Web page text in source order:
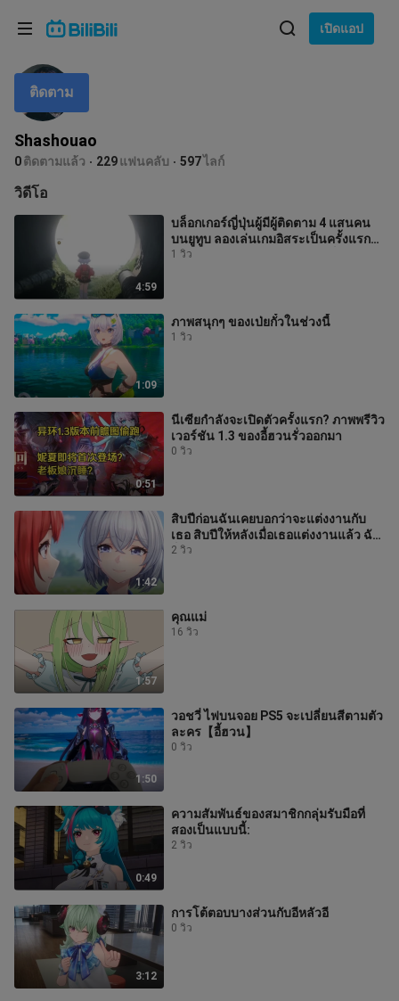
เปิดแอป
Shashouao
0ติดตามแล้ว 229แฟนคลับ 597ไลก์
ติดตาม
วิดีโอ
4:59
บล็อกเกอร์ญี่ปุ่นผู้มีผู้ติดตาม 4 แสนคน
บนยูทูบ ลองเล่นเกมอิสระเป็นครั้งแรก
และหลังจากพยายามเจลเบรคก็
1 วิว
1:09
ภาพสนุกๆ ของเป่ยกั๋วในช่วงนี้
1 วิว
0:51
นีเซียกำลังจะเปิดตัวครั้งแรก? ภาพพรีวิว
เวอร์ชัน 1.3 ของอี้ฮวนรั่วออกมา
0 วิว
1:42
สิบปีก่อนฉันเคยบอกว่าจะแต่งงานกับ
เธอ สิบปีให้หลังเมื่อเธอแต่งงานแล้ว ฉัน
ก็มาถึง
2 วิว
1:57
คุณแม่
16 วิว
1:50
วอชวี่ ไฟบนจอย PS5 จะเปลี่ยนสีตามตัว
ละคร【อี้ฮวน】
0 วิว
0:49
ความสัมพันธ์ของสมาชิกกลุ่มรับมือที่
สองเป็นแบบนี้:
2 วิว
3:12
การโต้ตอบบางส่วนกับอีหลัวอี
0 วิว
ภาษา: ภาษาไทย
ข้าสู่
ะบบ
เลือกภาษา
English
ภาษาไทย
Tiếng Việt
Bahasa Melayu